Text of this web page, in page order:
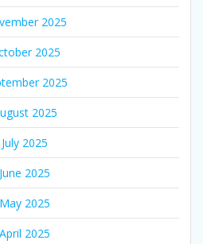
2025
2025
2025
2025
July 2025
June 2025
May 2025
April 2025